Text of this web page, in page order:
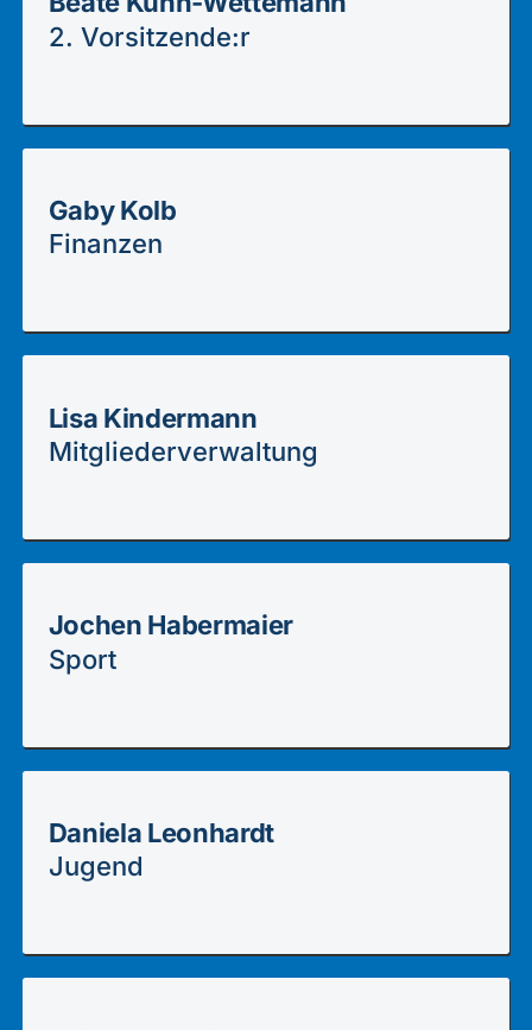
2. Vorsitzende:r
Gaby Kolb
Finanzen
Lisa Kindermann
Mitgliederverwaltung
Jochen Habermaier
Sport
Daniela Leonhardt
Jugend